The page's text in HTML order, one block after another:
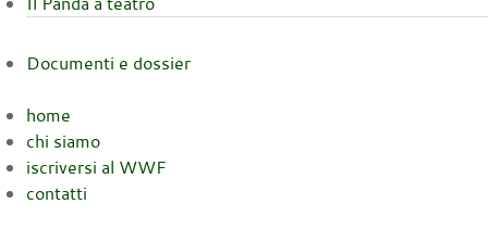
Documenti e dossier
home
chi siamo
iscriversi al WWF
contatti